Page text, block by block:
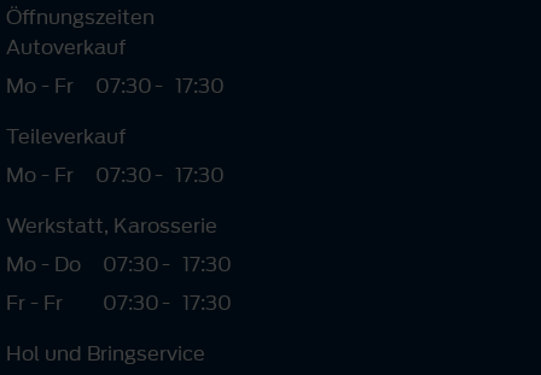
Öffnungszeiten
Autoverkauf
Mo - Fr
07:30- 17:30
Teileverkauf
Mo - Fr
07:30- 17:30
Werkstatt, Karosserie
Mo - Do
07:30- 17:30
Fr - Fr
07:30- 17:30
Hol und Bringservice